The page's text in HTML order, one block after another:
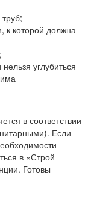
к которой должна
углубиться
в соответствии
Если
в «Строй
Готовы